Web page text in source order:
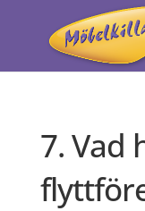
7. Vad